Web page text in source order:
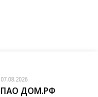
07.08.2026
ПАО ДОМ.РФ